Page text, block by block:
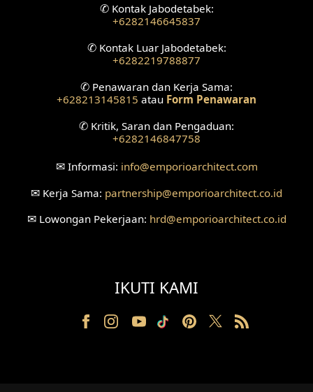
Desain Interior Villa
Desain Plafon
Desain Ruang Tunggu
Desain Ruang Perawatan
Desain Eksterior Klinik
✆Kontak Jabodetabek:
+6282146645837
✆Kontak Luar Jabodetabek:
+6282219788877
✆ Penawaran dan Kerja Sama:
+628213145815 atau Form Penawaran
✆ Kritik, Saran dan Pengaduan:
+6282146847758
✉Informasi: info@emporioarchitect.com
✉ Kerja Sama: partnership@emporioarchitect.co.id
✉Lowongan Pekerjaan: hrd@emporioarchitect.co.id
IKUTI KAMI